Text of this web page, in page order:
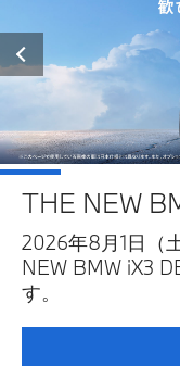
動
モデル一覧
試乗・見積相談
サービス
認定中古車
THE NEW
2026年8月1日（
NEW BMW iX3
す。